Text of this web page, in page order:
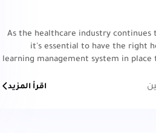
As the healthcare industry continues
it's essential to have the right
learning management system in place
necessary skills and knowledge to
اقرأ المزيد